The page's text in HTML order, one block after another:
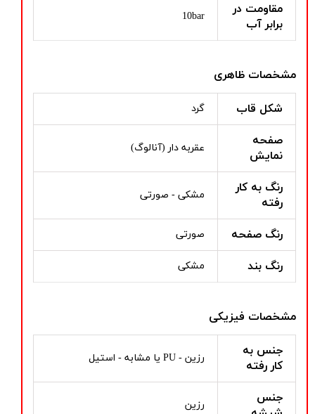
مقاومت در
برابر آب
10bar
مشخصات ظاهری
شکل قاب گرد
صفحه
نمایش
عقربه دار (آنالوگ)
رنگ به کار
رفته
مشکی - صورتی
رنگ صفحه صورتی
رنگ بند مشکی
مشخصات فیزیکی
جنس به
کار رفته
رزین - PU یا مشابه - استیل
جنس
رزین